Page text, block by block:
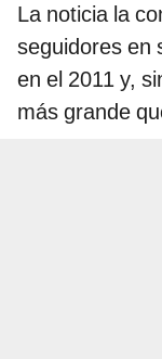
La noticia la
seguidores en
en el 2011 y,
más grande